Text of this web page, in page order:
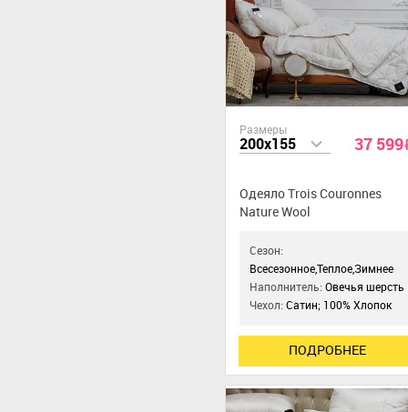
Размеры
200x155 37 599
Одеяло Trois Couronnes
Nature Wool
Сезон:
Всесезонное,Теплое,Зимнее
Наполнитель:Овечья шерсть
Чехол:Сатин; 100% Хлопок
ПОДРОБНЕЕ